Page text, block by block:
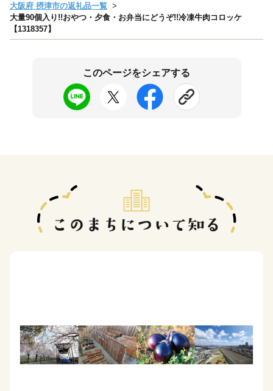
大阪府 摂津市の返礼品一覧
大量90個入り!!おやつ・夕食・お弁当にどうぞ!!冷凍牛肉コロッケ
【1318357】
このページをシェアする